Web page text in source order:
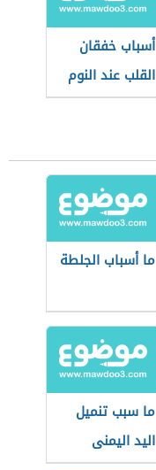
أسباب خفقان
القلب عند النوم
ما أسباب الجلطة
ما سبب تنميل
اليد اليمنى